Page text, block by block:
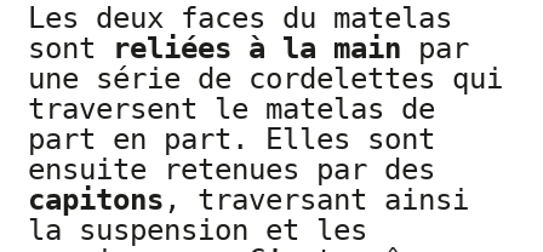
Les deux faces du matelas
sont
reliées à la main par
une série de cordelettes qui
traversent le matelas de
part en part. Elles sont
ensuite retenues par des
capitons , traversant ainsi
la suspension et les